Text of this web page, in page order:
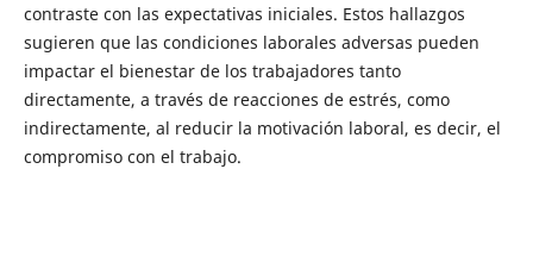
contraste con las expectativas iniciales. Estos hallazgos
sugieren que las condiciones laborales adversas pueden
impactar el bienestar de los trabajadores tanto
directamente, a través de reacciones de estrés, como
indirectamente, al reducir la motivación laboral, es decir, el
compromiso con el trabajo.